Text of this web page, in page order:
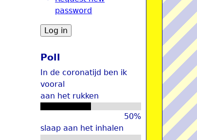
password
Poll
In de coronatijd ben ik
vooral
aan het rukken
50%
slaap aan het inhalen